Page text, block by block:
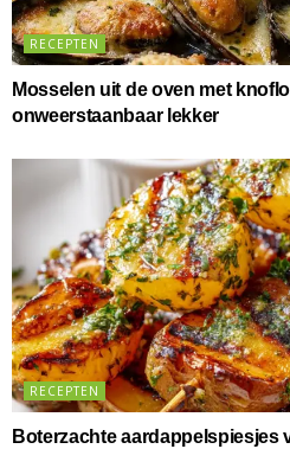
RECEPTEN
Mosselen uit de oven met
onweerstaanbaar lekker
RECEPTEN
Boterzachte aardappelspiesjes